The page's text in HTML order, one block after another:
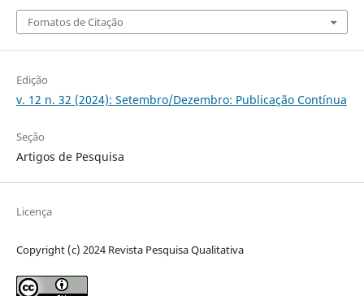
Fomatos de Citação
Edição
v. 12 n. 32 (2024): Setembro/Dezembro: Publicação Contínua
Seção
Artigos de Pesquisa
Licença
Copyright (c) 2024 Revista Pesquisa Qualitativa